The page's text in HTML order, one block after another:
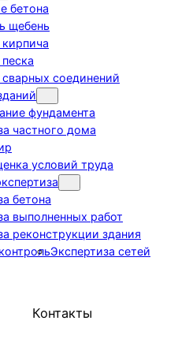
бетона
щебень
соединений
фундамента
частного дома
условий труда
бетона
выполненных работ
реконструкции здания
Экспертиза сетей
Контакты